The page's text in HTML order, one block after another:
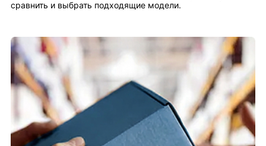
сравнить и выбрать подходящие модели.